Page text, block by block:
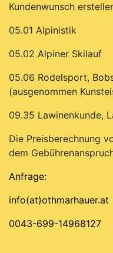
Kundenwunsch
05.01 Alpinistik
05.02 Alpiner Skilauf
05.06 Rodelsport,
(ausgenommen
09.35 Lawinenkunde,
Die Preisberechnung
dem
Anfrage:
info(at)othmarhauer.at
0043-699-14968127